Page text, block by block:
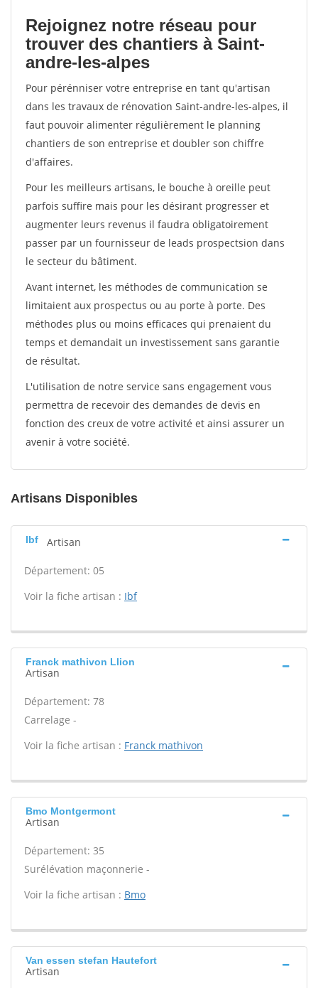
Rejoignez notre réseau pour
trouver des chantiers à Saint-
andre-les-alpes
Pour pérénniser votre entreprise en tant qu'artisan
dans les travaux de rénovation Saint-andre-les-alpes, il
faut pouvoir alimenter régulièrement le planning
chantiers de son entreprise et doubler son chiffre
d'affaires.
Pour les meilleurs artisans, le bouche à oreille peut
parfois suffire mais pour les désirant progresser et
augmenter leurs revenus il faudra obligatoirement
passer par un fournisseur de leads prospectsion dans
le secteur du bâtiment.
Avant internet, les méthodes de communication se
limitaient aux prospectus ou au porte à porte. Des
méthodes plus ou moins efficaces qui prenaient du
temps et demandait un investissement sans garantie
de résultat.
L'utilisation de notre service sans engagement vous
permettra de recevoir des demandes de devis en
fonction des creux de votre activité et ainsi assurer un
avenir à votre société.
Artisans Disponibles
Ibf Artisan
Département: 05
Voir la fiche artisan : Ibf
Franck mathivon Llion
Artisan
Département: 78
Carrelage -
Voir la fiche artisan : Franck mathivon
Bmo Montgermont
Artisan
Département: 35
Surélévation maçonnerie -
Voir la fiche artisan : Bmo
Van essen stefan Hautefort
Artisan